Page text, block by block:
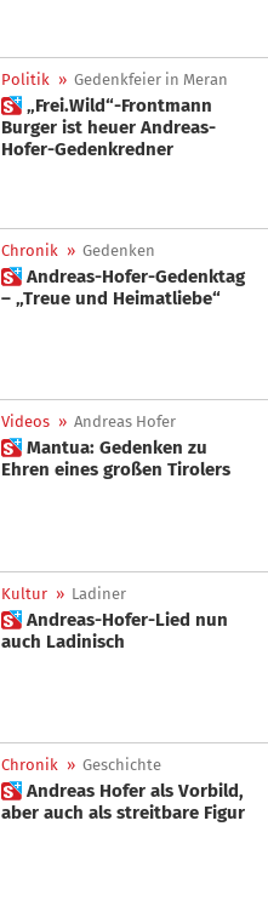
Politik » Gedenkfeier in Meran
 „Frei.Wild“-Frontmann
Burger ist heuer Andreas-
Hofer-Gedenkredner
Chronik » Gedenken
 Andreas-Hofer-Gedenktag
– „Treue und Heimatliebe“
Videos » Andreas Hofer
 Mantua: Gedenken zu
Ehren eines großen Tirolers
Kultur » Ladiner
 Andreas-Hofer-Lied nun
auch Ladinisch
Chronik » Geschichte
 Andreas Hofer als Vorbild,
aber auch als streitbare Figur